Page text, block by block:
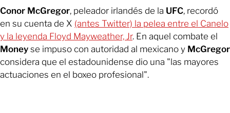
Conor McGregor, peleador irlandés de la UFC, recordó
en su cuenta de X (antes Twitter) la pelea entre el Canelo
y la leyenda Floyd Mayweather, Jr. En aquel combate el
Money se impuso con autoridad al mexicano y McGregor
considera que el estadounidense dio una "las mayores
actuaciones en el boxeo profesional".